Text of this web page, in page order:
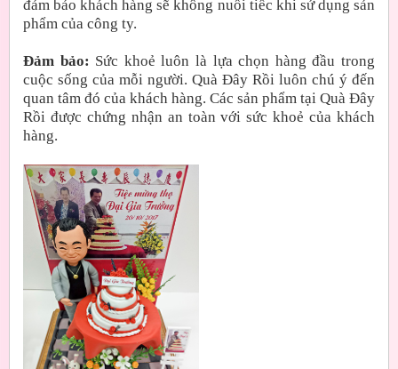
đảm bảo khách hàng sẽ không nuối tiếc khi sử dụng sản
phẩm của công ty.
Đảm bảo: Sức khoẻ luôn là lựa chọn hàng đầu trong
cuộc sống của mỗi người. Quà Đây Rồi luôn chú ý đến
quan tâm đó của khách hàng. Các sản phẩm tại Quà Đây
Rồi được chứng nhận an toàn với sức khoẻ của khách
hàng.